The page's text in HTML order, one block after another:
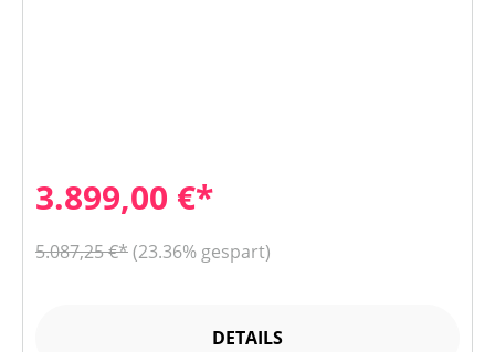
3.899,00 €*
5.087,25 €*(23.36% gespart)
DETAILS